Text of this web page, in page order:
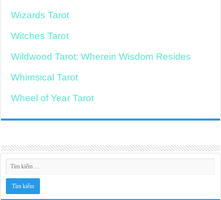
Wizards Tarot
Witches Tarot
Wildwood Tarot: Wherein Wisdom Resides
Whimsical Tarot
Wheel of Year Tarot